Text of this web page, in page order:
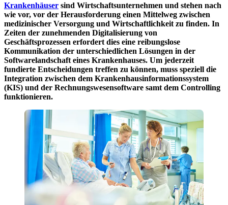
Krankenhäuser sind Wirtschaftsunternehmen und stehen nach
wie vor, vor der Herausforderung einen Mittelweg zwischen
medizinischer Versorgung und Wirtschaftlichkeit zu finden. In
Zeiten der zunehmenden Digitalisierung von
Geschäftsprozessen erfordert dies eine reibungslose
Kommunikation der unterschiedlichen Lösungen in der
Softwarelandschaft eines Krankenhauses. Um jederzeit
fundierte Entscheidungen treffen zu können, muss speziell die
Integration zwischen dem Krankenhausinformationssystem
(KIS) und der Rechnungswesensoftware samt dem Controlling
funktionieren.